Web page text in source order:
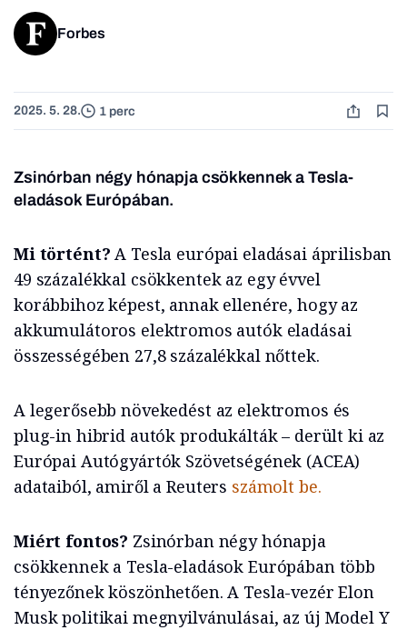
Forbes
2025. 5. 28. 1 perc
Zsinórban négy hónapja csökkennek a Tesla-
eladások Európában.
Mi történt? A Tesla európai eladásai áprilisban
49 százalékkal csökkentek az egy évvel
korábbihoz képest, annak ellenére, hogy az
akkumulátoros elektromos autók eladásai
összességében 27,8 százalékkal nőttek.
A legerősebb növekedést az elektromos és
plug-in hibrid autók produkálták – derült ki az
Európai Autógyártók Szövetségének (ACEA)
adataiból, amiről a Reuters számolt be.
Miért fontos? Zsinórban négy hónapja
csökkennek a Tesla-eladások Európában több
tényezőnek köszönhetően. A Tesla-vezér Elon
Musk politikai megnyilvánulásai, az új Model Y